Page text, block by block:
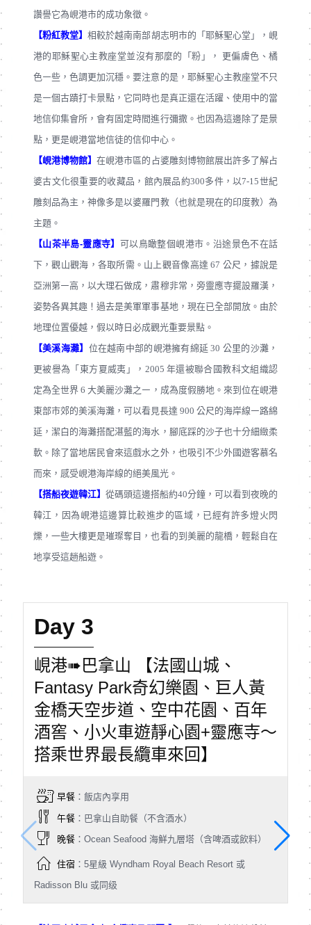
讚譽它為峴港市的成功象徵。
【粉紅教堂】相較於越南南部胡志明市的「耶穌聖心堂」，峴
港的耶穌聖心主教座堂並沒有那麼的「粉」， 更偏膚色、橘
色㇐些，色調更加沉穩。要注意的是，耶穌聖心主教座堂不只
是㇐個古蹟打卡景點，它同時也是真正還在活躍、使用中的當
地信仰集會所，會有固定時間進行彌撒。也因為這邊除了是景
點，更是峴港當地信徒的信仰中心。
【峴港博物館】在峴港市區的占婆雕刻博物館展出許多了解占
婆古文化很重要的收藏品，館內展品約300多件，以7-15世紀
雕刻品為主，神像多是以婆羅門教（也就是現在的印度教）為
主題。
【山茶半島-靈應寺】 可以鳥瞰整個峴港市。沿途景色不在話
下，觀山觀海，各取所需。山上觀音像高達 67 公尺，據說是
亞洲第㇐高，以大理石做成，肅穆非常，旁靈應寺擺設羅漢，
姿勢各異其趣！過去是美軍軍事基地，現在已全部開放。由於
地理位置優越，假以時日必成觀光重要景點。
【美溪海灘】 位在越南中部的峴港擁有綿延 30 公里的沙灘，
更被譽為「東方夏威夷」，2005 年還被聯合國教科文組織認
定為全世界 6 大美麗沙灘之㇐，成為度假勝地。來到位在峴港
東部市郊的美溪海灘，可以看見⾧達 900 公尺的海岸線㇐路綿
延，潔白的海灘搭配湛藍的海水，腳底踩的沙子也十分細緻柔
軟。除了當地居民會來這戲水之外，也吸引不少外國遊客慕名
而來，感受峴港海岸線的絕美風光。
【搭船夜遊韓江】 從碼頭這邊搭船約40分鐘，可以看到夜晚的
韓江，因為峴港這邊算比較進步的區域，已經有許多燈火閃
爍，一些大樓更是璀璨奪目，也看的到美麗的龍橋，輕鬆自在
地享受這趟船遊。
Day 3
峴港➠巴拿山 【法國山城、
Fantasy Park奇幻樂園、巨人黃
金橋天空步道、空中花園、百年
酒窖、小火車遊靜心園+靈應寺～
搭乘世界最長纜車來回】
早餐：飯店內享用
午餐：巴拿山自助餐（不含酒水）
晚餐：Ocean Seafood 海鮮九層塔（含啤酒或飲料）
住宿：5星級 Wyndham Royal Beach Resort 或
Radisson Blu 或同级